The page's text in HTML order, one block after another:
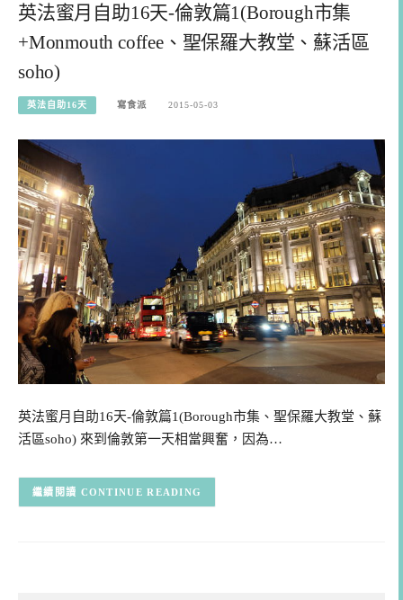
英法蜜月自助16天-倫敦篇1(Borough市集
+Monmouth coffee、聖保羅大教堂、蘇活區
soho)
英法自助16天 寫食派 2015-05-03
英法蜜月自助16天-倫敦篇1(Borough市集、聖保羅大教堂、蘇
活區soho) 來到倫敦第一天相當興奮，因為…
CONTINUE READING